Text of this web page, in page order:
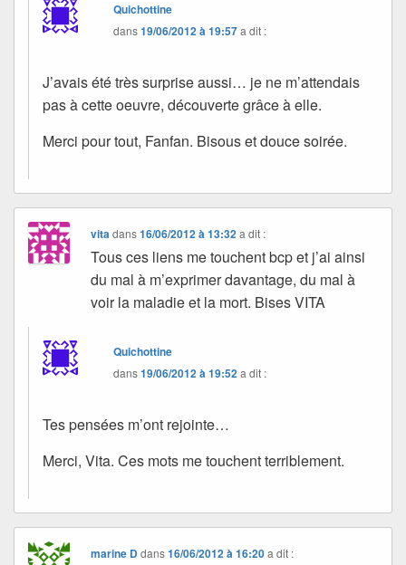
Quichottine
dans19/06/2012 à 19:57a dit :
J’avais été très surprise aussi… je ne m’attendais
pas à cette oeuvre, découverte grâce à elle.
Merci pour tout, Fanfan. Bisous et douce soirée.
vitadans16/06/2012 à 13:32 a dit :
Tous ces liens me touchent bcp et j’ai ainsi
du mal à m’exprimer davantage, du mal à
voir la maladie et la mort. Bises VITA
Quichottine
dans19/06/2012 à 19:52a dit :
Tes pensées m’ont rejointe…
Merci, Vita. Ces mots me touchent terriblement.
marine Ddans16/06/2012 à 16:20 a dit :